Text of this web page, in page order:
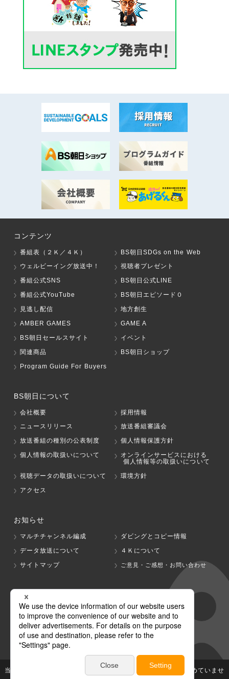
コンテンツ
番組表（２Ｋ／４Ｋ）
BS朝日SDGs on the Web
ウェルビーイング放送中！
視聴者プレゼント
番組公式SNS
BS朝日公式LINE
番組公式YouTube
BS朝日エピソード０
見逃し配信
地方創生
AMBER GAMES
GAME A
BS朝日セールスサイト
イベント
関連商品
BS朝日ショップ
Program Guide For Buyers
BS朝日について
会社概要
採用情報
ニュースリリース
放送番組審議会
放送番組の種別の公表制度
個人情報保護方針
個人情報の取扱いについて
オンラインサービスにおける
個人情報等の取扱いについて
視聴データの取扱いについて
環境方針
アクセス
お知らせ
マルチチャンネル編成
ダビングとコピー情報
データ放送について
４Ｋについて
サイトマップ
ご意見・ご感想・お問い合わせ
グループ会社
テレビ朝日 テレ朝チャンネル
当社が著作権、著作隣接権を有する放送番組等の無断利用は認めていませ
ん。